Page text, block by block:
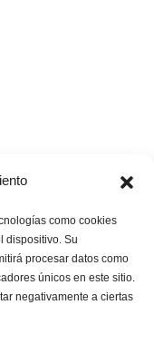
como cookies
dispositivo. Su
procesar datos como
únicos en este sitio.
negativamente a ciertas